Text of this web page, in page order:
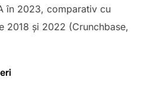
în 2023, comparativ cu
2018 și 2022 (Crunchbase,